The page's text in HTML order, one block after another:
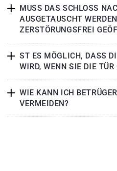
MUSS DAS SCHLOSS
AUSGETAUSCHT
ZERSTÖRUNGSFREI
ST ES MÖGLICH, DASS
WIRD, WENN SIE DIE TÜR
WIE KANN ICH
VERMEIDEN?